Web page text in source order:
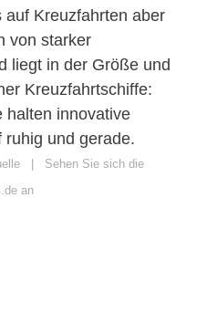
auf Kreuzfahrten aber
von starker
liegt in der Größe und
Kreuzfahrtschiffe:
halten innovative
ruhig und gerade.
| Sehen Sie sich die
an